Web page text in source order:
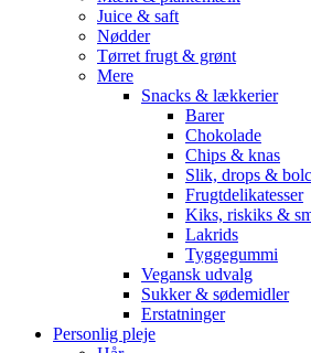
Juice & saft
Nødder
Tørret frugt & grønt
Mere
Snacks & lækkerier
Barer
Chokolade
Chips & knas
Slik, drops &
Frugtdelikatesser
Kiks, riskiks &
Lakrids
Tyggegummi
Vegansk udvalg
Sukker & sødemidler
Erstatninger
Personlig pleje